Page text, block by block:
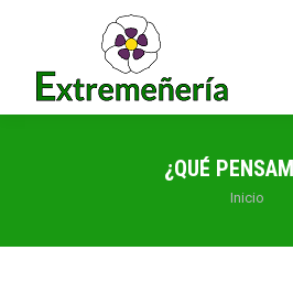
¿QUÉ
Estás
Inicio